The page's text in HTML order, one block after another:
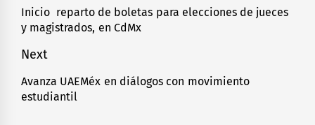
de
entradas
Previous
post:
Inicio reparto de boletas para elecciones de jueces
y magistrados, en CdMx
Next
Next
post:
Avanza UAEMéx en diálogos con movimiento
estudiantil